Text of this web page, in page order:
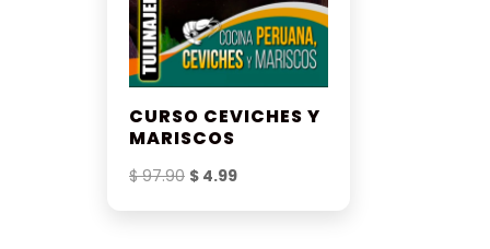
CURSO CEVICHES Y
MARISCOS
$97.90 El
$ 4.99El